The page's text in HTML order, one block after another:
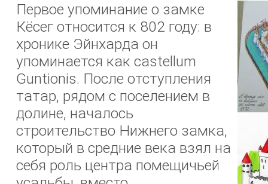
Первое упоминание о замке
Кёсег относится к 802 году: в
хронике Эйнхарда он
упоминается как castellum
Guntionis. После отступления
татар, рядом с поселением в
долине, началось
строительство Нижнего замка,
который в средние века взял на
себя роль центра помещичьей